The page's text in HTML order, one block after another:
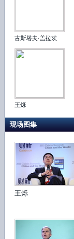
古斯塔夫·盖拉茨
王烁
现场图集
王烁